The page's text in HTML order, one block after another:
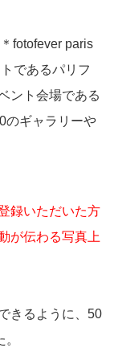
fotofever paris
であるパリフ
ント会場である
のギャラリーや
録いただいた方
が伝わる写真上
きるように、50